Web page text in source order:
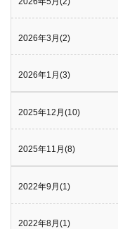
2026年3月(2)
2026年1月(3)
2025年12月(10)
2025年11月(8)
2022年9月(1)
2022年8月(1)